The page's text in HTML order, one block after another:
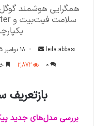
leila.abbasi
ر
ل
ی
18 نوامبر 2025
0
2,872